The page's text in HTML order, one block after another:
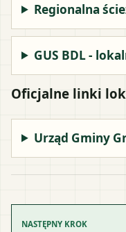
Regionalna
GUS BDL -
Oficjalne linki
Urząd Gminy
NASTĘPNY KROK